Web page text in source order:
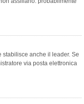
stabilisce anche il leader. Se
via posta elettronica